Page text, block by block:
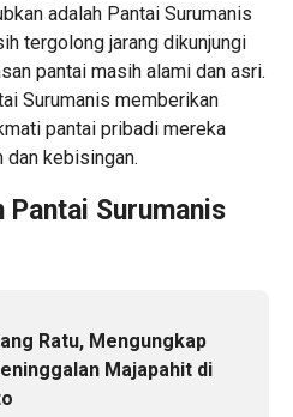
adalah Pantai Surumanis
tergolong jarang dikunjungi
pantai masih alami dan asri.
Surumanis memberikan
pantai pribadi mereka
dan kebisingan.
Pantai Surumanis
Ratu, Mengungkap
Majapahit di